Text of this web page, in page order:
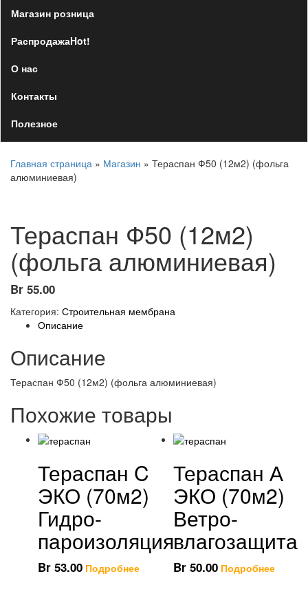
Магазин розница
РаспродажаHot!
О нас
Контакты
Полезное
Главная страница » Магазин » Тераспан Ф50 (12м2) (фольга
алюминиевая)
Тераспан Ф50 (12м2)
(фольга алюминиевая)
Br 55.00
Категория: Строительная мембрана
Описание
Описание
Тераспан Ф50 (12м2) (фольга алюминиевая)
Похожие товары
Тераспан C
ЭКО (70м2)
Гидро-
пароизоляция
Br 53.00 Подробнее
Тераспан А
ЭКО (70м2)
Ветро-
влагозащита
Br 50.00 Подробнее